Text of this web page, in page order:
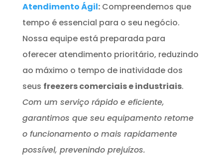
Atendimento Ágil:Compreendemos que
tempo é essencial para o seu negócio.
Nossa equipe está preparada para
oferecer atendimento prioritário, reduzindo
ao máximo o tempo de inatividade dos
seus freezers comerciais e industriais.
Com um serviço rápido e eficiente,
garantimos que seu equipamento retome
o funcionamento o mais rapidamente
possível, prevenindo prejuízos.